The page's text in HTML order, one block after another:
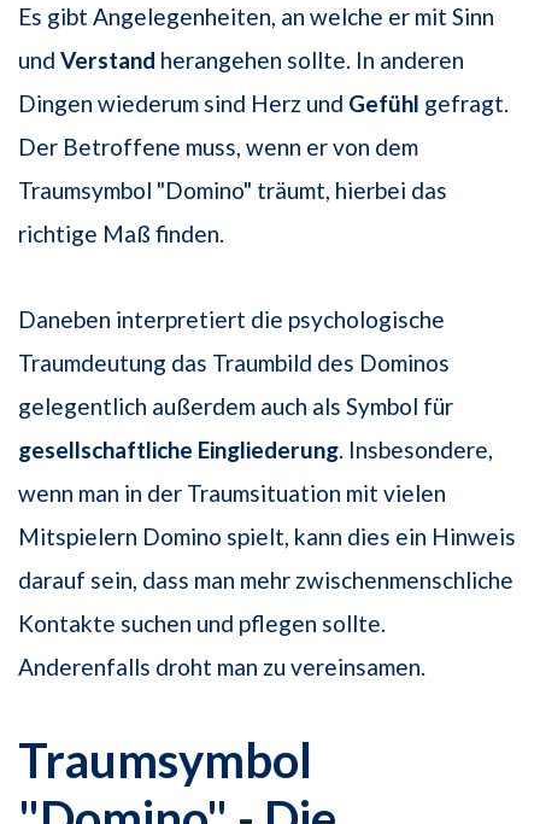
Es gibt Angelegenheiten, an welche er mit Sinn
und Verstand herangehen sollte. In anderen
Dingen wiederum sind Herz und Gefühl gefragt.
Der Betroffene muss, wenn er von dem
Traumsymbol "Domino" träumt, hierbei das
richtige Maß finden.
Daneben interpretiert die psychologische
Traumdeutung das Traumbild des Dominos
gelegentlich außerdem auch als Symbol für
gesellschaftliche Eingliederung. Insbesondere,
wenn man in der Traumsituation mit vielen
Mitspielern Domino spielt, kann dies ein Hinweis
darauf sein, dass man mehr zwischenmenschliche
Kontakte suchen und pflegen sollte.
Anderenfalls droht man zu vereinsamen.
Traumsymbol